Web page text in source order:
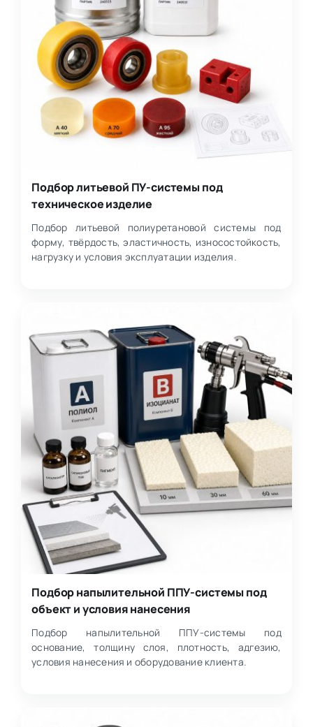
Подбор литьевой ПУ-системы под
техническое изделие
Подбор литьевой полиуретановой системы под
форму, твёрдость, эластичность, износостойкость,
нагрузку и условия эксплуатации изделия.
Подбор напылительной ППУ-системы под
объект и условия нанесения
Подбор напылительной ППУ-системы под
основание, толщину слоя, плотность, адгезию,
условия нанесения и оборудование клиента.